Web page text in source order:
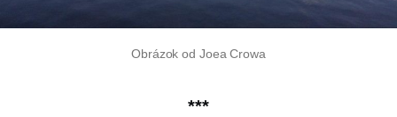
Obrázok od Joea Crowa
***